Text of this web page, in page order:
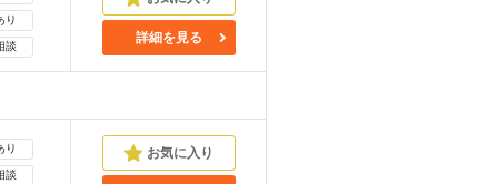
り
談
詳細を見る
り
談